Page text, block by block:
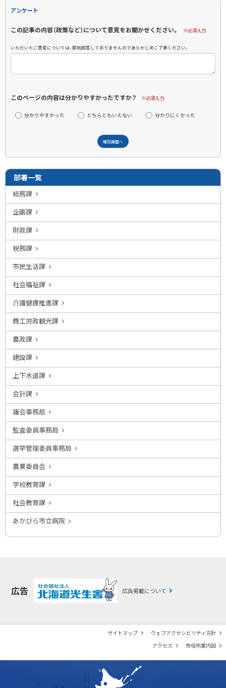
アンケート
この記事の内容（政策など）について意見をお聞かせください。 ※必須入力
いただいたご意見については、原則回答しておりませんのであらかじめご了承ください。
このページの内容は分かりやすかったですか？ ※必須入力
分かりやすかった どちらともいえない 分かりにくかった
部署一覧
総務課
企画課
財政課
税務課
市民生活課
社会福祉課
介護健康推進課
商工労政観光課
農政課
建設課
上下水道課
会計課
議会事務局
監査委員事務局
選挙管理委員事務局
農業委員会
学校教育課
社会教育課
あかびら市立病院
広告 広告掲載について
サイトマップ
ウェブアクセシビリティ方針
アクセス
市役所案内図